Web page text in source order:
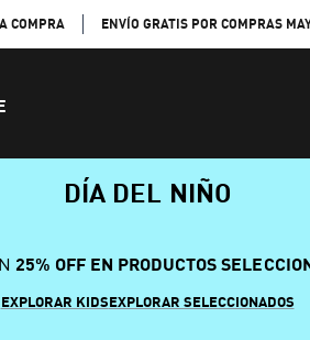
COMPRA ENVÍO GRATIS POR COMPRAS
DÍA DEL NIÑO
25% OFF EN PRODUCTOS
EXPLORAR KIDSEXPLORAR SELECCIONADOS